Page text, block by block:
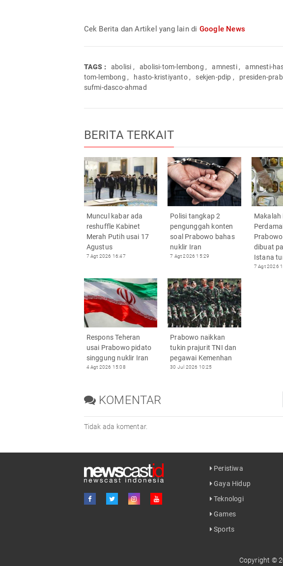
Cek Berita dan Artikel yang lain di Google News
TAGS : abolisi , abolisi-tom-lembong , amnesti, amnesti-
tom-lembong , hasto-kristiyanto, sekjen-pdip , presiden-
sufmi-dasco-ahmad
BERITA TERKAIT
Muncul kabar ada
reshuffle Kabinet
Merah Putih usai 17
Agustus
7 Agt 2026 16:47
Polisi tangkap 2
pengunggah konten
soal Prabowo bahas
nuklir Iran
7 Agt 2026 15:29
Makalah
dibuat
Istana
7 Agt 2026
Respons Teheran
usai Prabowo pidato
singgung nuklir Iran
4 Agt 2026 15:08
Prabowo naikkan
tukin prajurit TNI dan
pegawai Kemenhan
30 Jul 2026 10:25
KOMENTAR
Tidak ada komentar.
Peristiwa
Gaya Hidup
Teknologi
Games
Sports
Copyright ©